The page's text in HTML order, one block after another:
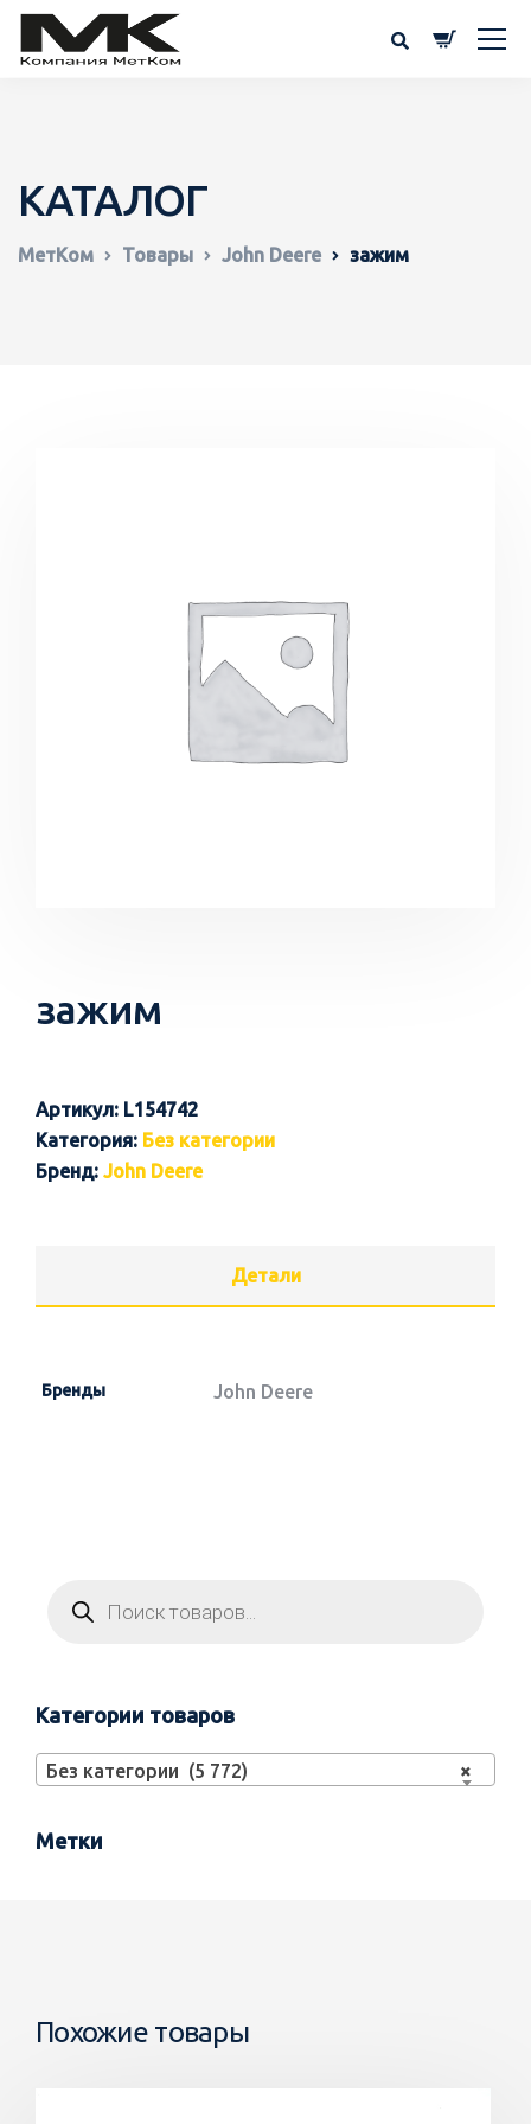
КАТАЛОГ
МетКом Товары John Deere зажим
зажим
Артикул: L154742
Категория: Без категории
Бренд: John Deere
Детали
Бренды John Deere
Категории товаров
×
Без категории (5 772)
Метки
Похожие товары